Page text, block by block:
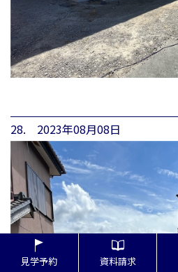
28. 2023年08月08日
見学予約 資料請求